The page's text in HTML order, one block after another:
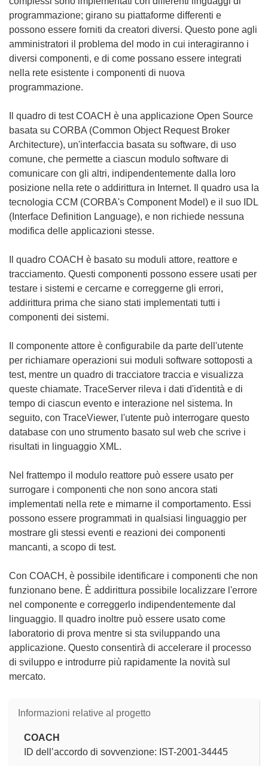
programmazione; girano su piattaforme differenti e
possono essere forniti da creatori diversi. Questo pone agli
amministratori il problema del modo in cui interagiranno i
diversi componenti, e di come possano essere integrati
nella rete esistente i componenti di nuova
programmazione.
Il quadro di test COACH è una applicazione Open Source
basata su CORBA (Common Object Request Broker
Architecture), un'interfaccia basata su software, di uso
comune, che permette a ciascun modulo software di
comunicare con gli altri, indipendentemente dalla loro
posizione nella rete o addirittura in Internet. Il quadro usa la
tecnologia CCM (CORBA's Component Model) e il suo IDL
(Interface Definition Language), e non richiede nessuna
modifica delle applicazioni stesse.
Il quadro COACH è basato su moduli attore, reattore e
tracciamento. Questi componenti possono essere usati per
testare i sistemi e cercarne e correggerne gli errori,
addirittura prima che siano stati implementati tutti i
componenti dei sistemi.
Il componente attore è configurabile da parte dell'utente
per richiamare operazioni sui moduli software sottoposti a
test, mentre un quadro di tracciatore traccia e visualizza
queste chiamate. TraceServer rileva i dati d'identità e di
tempo di ciascun evento e interazione nel sistema. In
seguito, con TraceViewer, l'utente può interrogare questo
database con uno strumento basato sul web che scrive i
risultati in linguaggio XML.
Nel frattempo il modulo reattore può essere usato per
surrogare i componenti che non sono ancora stati
implementati nella rete e mimarne il comportamento. Essi
possono essere programmati in qualsiasi linguaggio per
mostrare gli stessi eventi e reazioni dei componenti
mancanti, a scopo di test.
Con COACH, è possibile identificare i componenti che non
funzionano bene. È addirittura possibile localizzare l'errore
nel componente e correggerlo indipendentemente dal
linguaggio. Il quadro inoltre può essere usato come
laboratorio di prova mentre si sta sviluppando una
applicazione. Questo consentirà di accelerare il processo
di sviluppo e introdurre più rapidamente la novità sul
mercato.
Informazioni relative al progetto
COACH
ID dell’accordo di sovvenzione: IST-2001-34445